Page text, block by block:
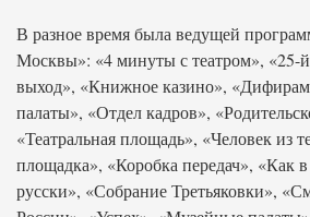
В разное время была ведущей
Москвы»: «4 минуты с театром», «25-
выход», «Книжное казино»,
палаты», «Отдел кадров»,
«Театральная площадь», «Человек из
площадка», «Коробка передач», «Как
русски», «Собрание Третьяковки»,